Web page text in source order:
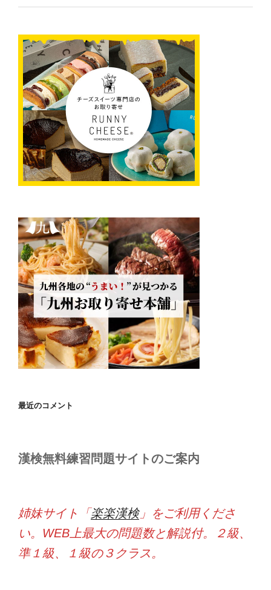
最近のコメント
漢検無料練習問題サイトのご案内
姉妹サイト「楽楽漢検」をご利用くださ
い。WEB上最大の問題数と解説付。２級、
準１級、１級の３クラス。